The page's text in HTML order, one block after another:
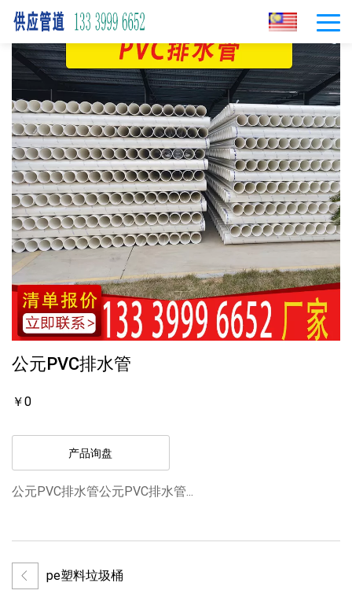
公元PVC排水管
￥0
产品询盘
公元PVC排水管公元PVC排水管...
pe塑料垃圾桶